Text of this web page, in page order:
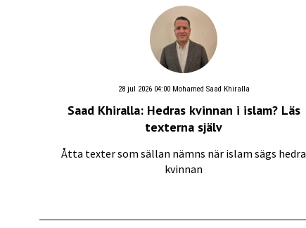
28 jul 2026 04:00 Mohamed Saad Khiralla
Saad Khiralla: Hedras kvinnan i islam? Läs
texterna själv
Åtta texter som sällan nämns när islam sägs hedra
kvinnan